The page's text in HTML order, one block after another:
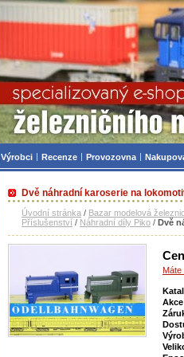
Dvě náhradní karoserie na
Úvodní stránka / Bazar modelová
Příslušenství / Náhradní díly Piko / Dvě
Železniční
Výrobci Recenze Provozovna